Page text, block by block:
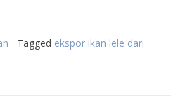
Tagged ekspor ikan lele dari